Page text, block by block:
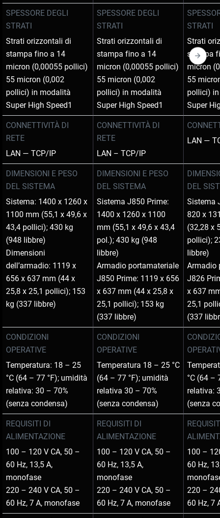
SPESSORE DEGLI
STRATI
Strati orizzontali di
stampa fino a 14
micron (0,00055 pollici)
55 micron (0,002
pollici) in modalità
Super High Speed1
CONNETTIVITÀ DI
RETE
LAN — TCP/IP
DIMENSIONI E PESO
DEL SISTEMA
Sistema: 1400 x 1260 x
1100 mm (55,1 x 49,6 x
43,4 pollici); 430 kg
(948 libbre)
Dimensioni
dell’armadio: 1119 x
656 x 637 mm (44 x
25,8 x 25,1 pollici); 153
kg (337 libbre)
CONDIZIONI
OPERATIVE
Temperatura: 18 – 25
°C (64 – 77 °F); umidità
relativa: 30 – 70%
(senza condensa)
REQUISITI DI
ALIMENTAZIONE
100 – 120 V CA, 50 –
60 Hz, 13,5 A,
monofase
220 – 240 V CA, 50 –
60 Hz, 7 A, monofase
SPESSORE DEGLI
STRATI
Strati orizzontali di
stampa fino a 14
micron (0,00055 pollici)
55 micron (0,002
pollici) in modalità
Super High Speed1
CONNETTIVITÀ DI
RETE
LAN – TCP/IP
DIMENSIONI E PESO
DEL SISTEMA
Sistema J850 Prime:
1400 x 1260 x 1100
mm (55,1 x 49,6 x 43,4
pol.); 430 kg (948
libbre)
Armadio portamateriale
J850 Prime: 1119 x 656
x 637 mm (44 x 25,8 x
25,1 pollici); 153 kg
(337 libbre)
CONDIZIONI
OPERATIVE
Temperatura 18 – 25 °C
(64 – 77 °F); umidità
relativa 30 – 70%
(senza condensa)
REQUISITI DI
ALIMENTAZIONE
100 – 120 V CA, 50 –
60 Hz, 13,5 A,
monofase
220 – 240 V CA, 50 –
60 Hz, 7 A, monofase
STRATI
Strati
stampa
micron
55
pollici)
Super
LAN —
DEL
Sistema
820 x
(32,28 x
pollici);
libbre)
Armadio
J826
x 637
25,1
(337
°C (64 –
relativa:
(senza
100 –
60 Hz,
220 –
60 Hz, 7